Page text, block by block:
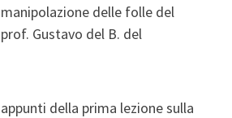
manipolazione delle folle del
prof. Gustavo del B. del
appunti della prima lezione sulla